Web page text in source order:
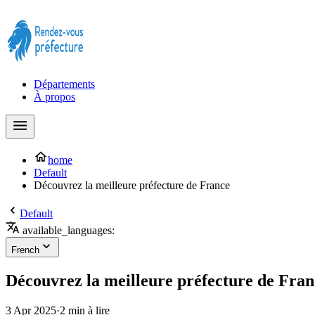
Départements
À propos
home
Default
Découvrez la meilleure préfecture de France
Default
available_languages:
French
Découvrez la meilleure préfecture de
3 Apr 2025·2 min à lire